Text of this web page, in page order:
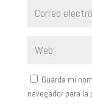
Guarda mi
navegador para la